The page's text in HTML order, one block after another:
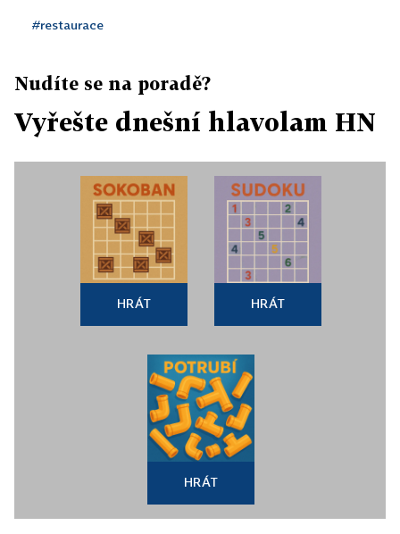
#restaurace
Nudíte se na poradě?
Vyřešte dnešní hlavolam HN
HRÁT HRÁT
HRÁT